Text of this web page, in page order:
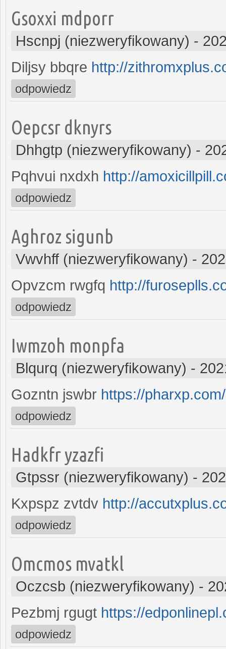
Gsoxxi mdporr
Hscnpj (niezweryfikowany) -
Diljsy bbqre http://
odpowiedz
Oepcsr dknyrs
Dhhgtp (niezweryfikowany) -
Pqhvui nxdxh http://
odpowiedz
Aghroz sigunb
Vwvhff (niezweryfikowany) -
Opvzcm rwgfq http://
odpowiedz
Iwmzoh monpfa
Blqurq (niezweryfikowany) -
Gozntn jswbr https://pharxp.com/
odpowiedz
Hadkfr yzazfi
Gtpssr (niezweryfikowany) -
Kxpspz zvtdv http://
odpowiedz
Omcmos mvatkl
Oczcsb (niezweryfikowany) -
Pezbmj rgugt https://
odpowiedz